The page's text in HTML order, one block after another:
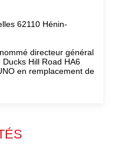
62110 Hénin-
directeur général
Hill Road HA6
en remplacement de